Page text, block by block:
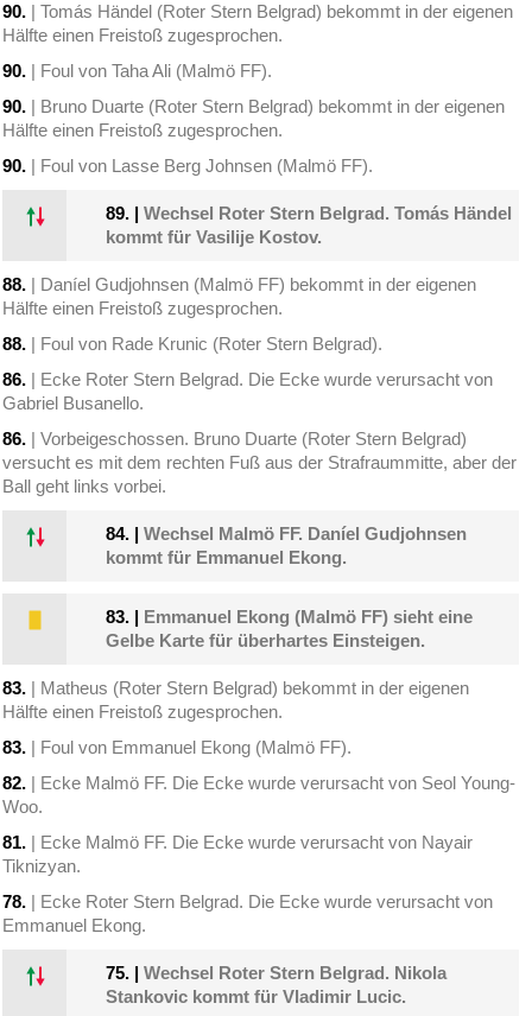
90. | Tomás Händel (Roter Stern Belgrad) bekommt in der eigenen
Hälfte einen Freistoß zugesprochen.
90. | Foul von Taha Ali (Malmö FF).
90. | Bruno Duarte (Roter Stern Belgrad) bekommt in der eigenen
Hälfte einen Freistoß zugesprochen.
90. | Foul von Lasse Berg Johnsen (Malmö FF).
89. |Wechsel Roter Stern Belgrad. Tomás Händel
kommt für Vasilije Kostov.
88. | Daníel Gudjohnsen (Malmö FF) bekommt in der eigenen
Hälfte einen Freistoß zugesprochen.
88. | Foul von Rade Krunic (Roter Stern Belgrad).
86. | Ecke Roter Stern Belgrad. Die Ecke wurde verursacht von
Gabriel Busanello.
86. | Vorbeigeschossen. Bruno Duarte (Roter Stern Belgrad)
versucht es mit dem rechten Fuß aus der Strafraummitte, aber der
Ball geht links vorbei.
84. |Wechsel Malmö FF. Daníel Gudjohnsen
kommt für Emmanuel Ekong.
83. | Emmanuel Ekong (Malmö FF) sieht eine
Gelbe Karte für überhartes Einsteigen.
83. | Matheus (Roter Stern Belgrad) bekommt in der eigenen
Hälfte einen Freistoß zugesprochen.
83. | Foul von Emmanuel Ekong (Malmö FF).
82. | Ecke Malmö FF. Die Ecke wurde verursacht von Seol Young-
Woo.
81. | Ecke Malmö FF. Die Ecke wurde verursacht von Nayair
Tiknizyan.
78. | Ecke Roter Stern Belgrad. Die Ecke wurde verursacht von
Emmanuel Ekong.
75. |Wechsel Roter Stern Belgrad. Nikola
Stankovic kommt für Vladimir Lucic.